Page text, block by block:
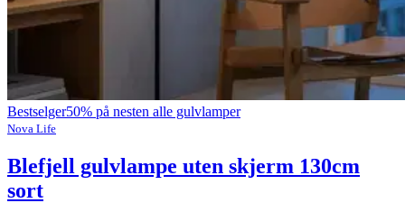
Bestselger50% på nesten alle gulvlamper
Nova Life
Blefjell gulvlampe uten skjerm 130cm
sort